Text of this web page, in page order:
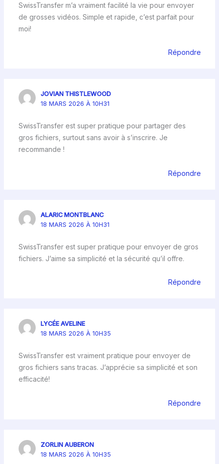
SwissTransfer m’a vraiment facilité la vie pour envoyer
de grosses vidéos. Simple et rapide, c’est parfait pour
moi!
Répondre
JOVIAN THISTLEWOOD
18 MARS 2026 À 10H31
SwissTransfer est super pratique pour partager des
gros fichiers, surtout sans avoir à s’inscrire. Je
recommande !
Répondre
ALARIC MONTBLANC
18 MARS 2026 À 10H31
SwissTransfer est super pratique pour envoyer de gros
fichiers. J’aime sa simplicité et la sécurité qu’il offre.
Répondre
LYCÉE AVELINE
18 MARS 2026 À 10H35
SwissTransfer est vraiment pratique pour envoyer de
gros fichiers sans tracas. J’apprécie sa simplicité et son
efficacité!
Répondre
ZORLIN AUBERON
18 MARS 2026 À 10H35